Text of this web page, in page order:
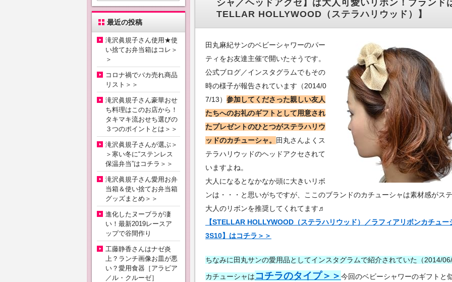
シャ／ヘッドアクセ】は大人可愛いリボン！ブランド
TELLAR HOLLYWOOD（ステラハリウッド）】
田丸麻紀サンのベビーシャワーのパー
ティをお友達主催で開いたそうです。
公式ブログ／インスタグラムでもその
時の様子が報告されています（2014/0
7/13） 参加してくださった親しい友人
たちへのお礼のギフトとして用意され
たプレゼントのひとつがステラハリウ
ッドのカチューシャ。
田丸さんよくス
テラハリウッドのヘッドアクセされて
いますよね。
大人になるとなかなか頭に大きいリボ
ンは・・・と思いがちですが、ここのブランドのカチューシャは素材感がス
大人のリボンを推奨してくれてます♬
【STELLAR HOLLYWOOD（ステラハリウッド）／ラフィアリボンカチュー
3S10】はコチラ＞＞
ちなみに田丸サンの愛用品としてインスタグラムで紹介されていた（2014/
カチューシャはコチラのタイプ＞＞ 今回のベビーシャワーのギフトと
最近の投稿
滝沢眞規子さん使用★使
い捨てお弁当箱はコレ＞
＞
コロナ禍でバカ売れ商品
リスト＞＞
滝沢眞規子さん豪華おせ
ち料理はこのお店から！
タキマキ流おせち選びの
３つのポイントとは＞＞
滝沢眞規子さんが選ぶ＞
＞寒い冬に“ステンレス
保温弁当”はコチラ＞＞
滝沢眞規子さん愛用お弁
当箱＆使い捨てお弁当箱
グッズまとめ＞＞
進化したヌーブラが凄
い！最新2019レースア
ップで谷間作り
工藤静香さんはナゼ炎
上？ランチ画像お皿が悪
い？愛用食器［アラビア
／ル・クルーゼ］